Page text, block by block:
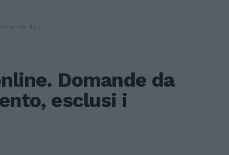
esclusi i patronati
Domande da
esclusi i